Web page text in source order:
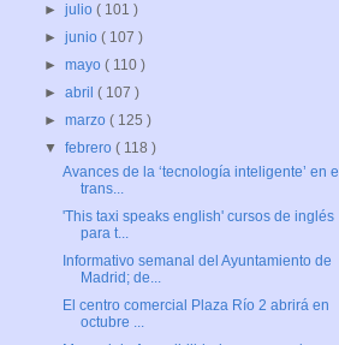
►julio( 101 )
►junio( 107 )
►mayo( 110 )
►abril( 107 )
►marzo( 125 )
▼febrero( 118 )
Avances de la ‘tecnología inteligente’ en el
trans...
'This taxi speaks english' cursos de inglés
para t...
Informativo semanal del Ayuntamiento de
Madrid; de...
El centro comercial Plaza Río 2 abrirá en
octubre ...